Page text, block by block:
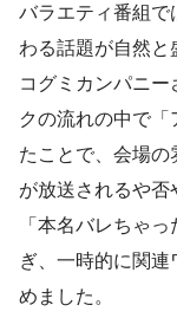
バラエティ番組で
わる話題が自然と
コグミカンパニ
クの流れの中で
たことで、会場
が放送されるや否
「本名バレちゃ
ぎ、一時的に関
めました。